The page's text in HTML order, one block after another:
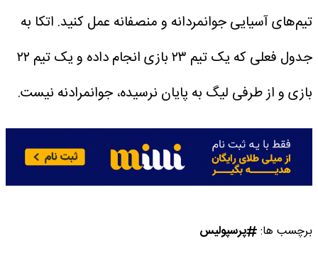
تیم‌های آسیایی جوانمردانه و منصفانه عمل کنید. اتکا به
جدول فعلی که یک تیم ۲۳ بازی انجام داده و یک تیم ۲۲
بازی و از طرفی لیگ به پایان نرسیده، جوانمرادنه نیست.
برچسب ها: پرسپولیس